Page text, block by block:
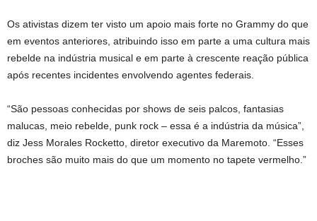
Os ativistas dizem ter visto um apoio mais forte no Grammy do que
em eventos anteriores, atribuindo isso em parte a uma cultura mais
rebelde na indústria musical e em parte à crescente reação pública
após recentes incidentes envolvendo agentes federais.
“São pessoas conhecidas por shows de seis palcos, fantasias
malucas, meio rebelde, punk rock – essa é a indústria da música”,
diz Jess Morales Rocketto, diretor executivo da Maremoto. “Esses
broches são muito mais do que um momento no tapete vermelho.”